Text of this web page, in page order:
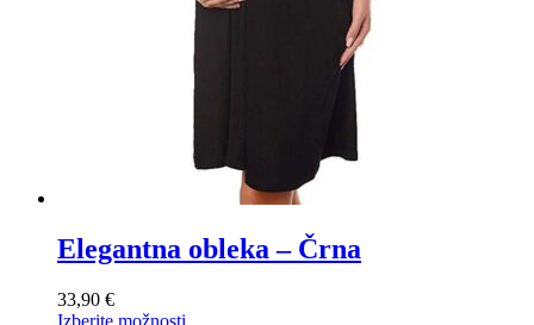
Elegantna obleka – Črna
33,90 €